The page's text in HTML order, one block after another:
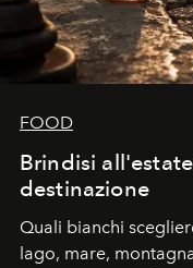
FOOD
Brindisi
destinazione
Quali bianchi
lago, mare,